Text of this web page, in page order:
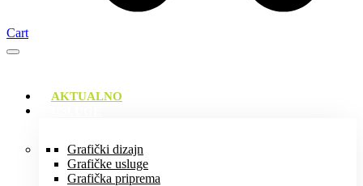
Cart
AKTUALNO
Grafički dizajn
Grafičke usluge
Grafička priprema